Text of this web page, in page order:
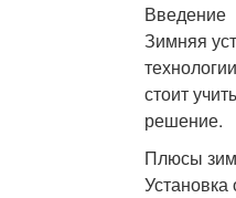
Введение
Зимняя
стоит
решение.
Плюсы